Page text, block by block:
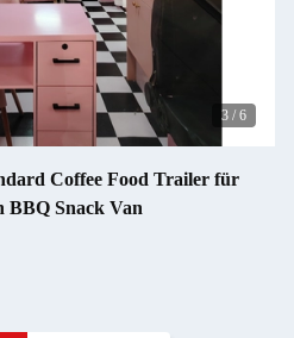
3 / 6
Coffee Food Trailer für
BBQ Snack Van